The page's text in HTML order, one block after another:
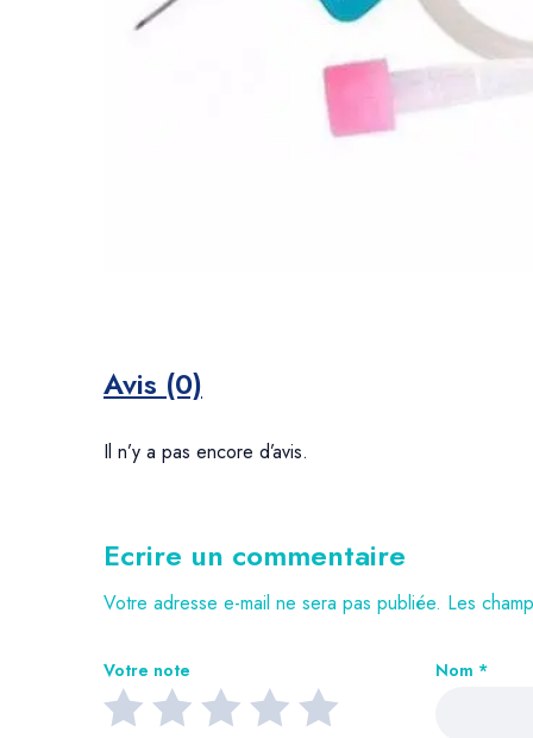
Avis (0)
Il n’y a pas encore d’avis.
Ecrire un commentaire
Votre adresse e-mail ne sera pas publiée. Les
Votre note Nom *